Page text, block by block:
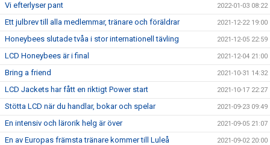
Vi efterlyser pant 2022-01-03 08:22
Ett julbrev till alla medlemmar, tränare och föräldrar 2021-12-22 19:00
Honeybees slutade tvåa i stor internationell tävling 2021-12-05 22:59
LCD Honeybees är i final 2021-12-04 21:00
Bring a friend 2021-10-31 14:32
LCD Jackets har fått en riktigt Power start 2021-10-17 22:27
Stötta LCD när du handlar, bokar och spelar 2021-09-23 09:49
En intensiv och lärorik helg är över 2021-09-05 21:07
En av Europas främsta tränare kommer till Luleå 2021-09-02 20:00